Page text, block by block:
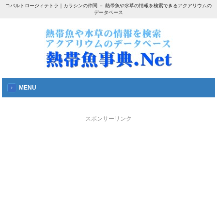
コバルトロージィテトラ｜カラシンの仲間 － 熱帯魚や水草の情報を検索できるアクアリウムの
データベース
MENU
スポンサーリンク